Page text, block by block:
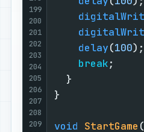
199
200
201
202
203
204
205
206
207
208
209
delay(100
break
void StartGame